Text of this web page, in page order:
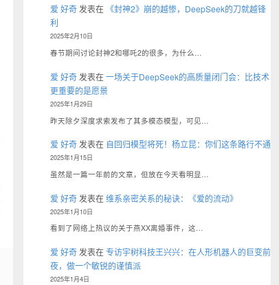
爱 好奇 发表在 《封神2》崩的越惨，DeepSeek的刀就越锋
利
2025年2月10日
春节期间讨论封神2和哪吒2的很多，为什么…
爱 好奇 发表在一场关于DeepSeek的高质量闭门会：比技术
更重要的是愿景
2025年1月29日
昨天除夕深度求索发布了其多模态模型，可见…
爱 好奇 发表在 自回归模型将死！杨立昆：你们这条路行不通
2025年1月15日
虽然是一篇一年前的文章，但放在今天看明显…
爱 好奇 发表在维系亲密关系的秘诀：《爱的流动》
2025年1月10日
看到了网络上热议的关于燕XX离婚事件，这…
爱 好奇 发表在专访宇树科技王兴兴：在人形机器人的巨变前
夜，做一个敏锐的谨慎派
2025年1月4日